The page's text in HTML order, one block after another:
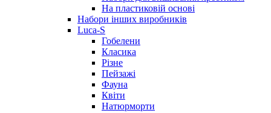
На пластиковій основі
Набори інших виробників
Luca-S
Гобелени
Класика
Різне
Пейзажі
Фауна
Квіти
Натюрморти